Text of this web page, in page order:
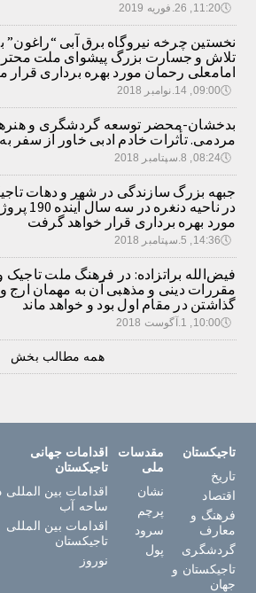
🕔11:20, 26.فوریه 2019
نخستین چرخه نیروگاه برق آبی “راغون”
تلاش و جسارت بزرگ پیشوای ملت
امامعلی رحمان مورد بهره برداری قرار
🕔09:00, 14.نوامبر 2018
بدخشان-محضر توسعه گردشگری و
مردمی. تأثرات خادم ادبی خاور از سفر
🕔08:24, 8.سپتامبر 2018
جبهه بزرگ سازندگی در شهر و دهات
در ناحیه
مورد بهره برداری قرار خواهد گرفت
🕔14:36, 5.سپتامبر 2018
فیض‌الله براتزاده: در فرهنگ ملت تاجیک
مقررات دینی و مذهبی آن به مهمان ارج و
گذاشتن در مقام اول بود و خواهد ماند
🕔10:00, 1.آگوست 2018
همه مطالب بخش
تاجیکستان
تاریخ
اقتصاد
فرهنگ و
معارف
گردشگری
تاجیکستان و
جهان
مقدسات
ملی
نشان
پرچم
سرود
پول
اقدامات جهانی
تاجیکستان
اقدامات بین المللی
ساحه آب
اقدامات بین المللی
تاجیکستان
نوروز